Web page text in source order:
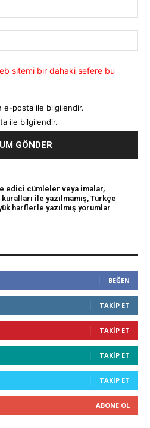
sitemi bir dahaki sefere bu
e-posta ile bilgilendir.
ile bilgilendir.
edici cümleler veya imalar,
ile yazılmamış, Türkçe
harflerle yazılmış yorumlar
BEĞEN
TAKIP ET
TAKIP ET
TAKIP ET
TAKIP ET
ABONE OL